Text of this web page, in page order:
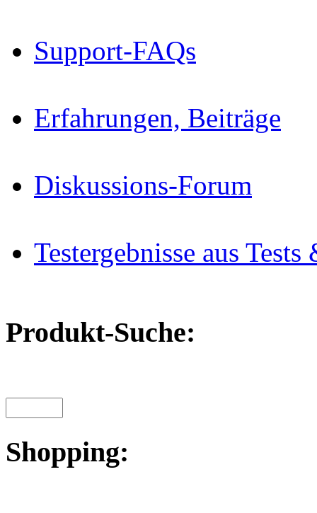
Support-FAQs
Erfahrungen, Beiträge
Diskussions-Forum
Testergebnisse aus
Produkt-Suche:
Shopping: